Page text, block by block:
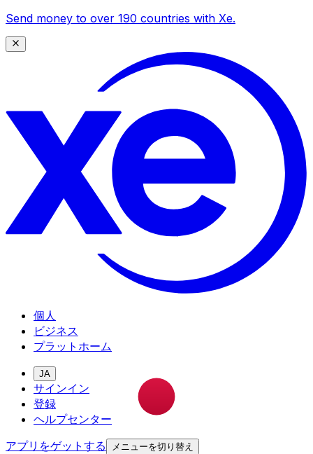
Send money to over 190 countries with Xe.
個人
ビジネス
プラットホーム
JA
サインイン
登録
ヘルプセンター
アプリをゲットする
メニューを切り替え